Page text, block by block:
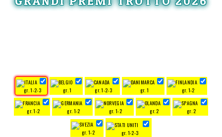
gr. 1-2-3 gr. 1 gr. 1-2-3 gr. 1 gr. 1-2
gr. 1-2 gr. 1-2 gr. 1-2 gr. 2 gr. 2
gr. 1-2 gr. 1-2-3